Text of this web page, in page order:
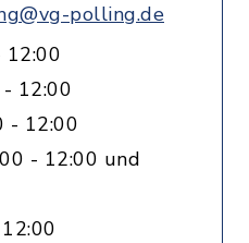
polling.de
12:00
12:00
- 12:00
- 12:00 und